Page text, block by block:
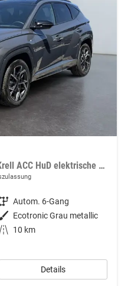
N Line 4WD HEV Panorama Krell ACC HuD elektrische Sitze
Getriebe Autom. 6-Gang
Außenfarbe Ecotronic Grau metallic
Kilometerstand
10 km
Details